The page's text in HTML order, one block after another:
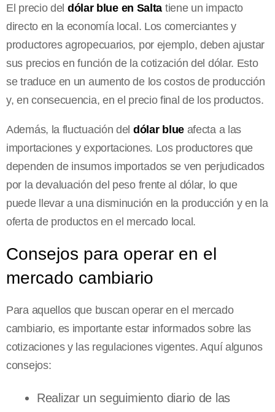
El precio del dólar blue en Salta tiene un impacto
directo en la economía local. Los comerciantes y
productores agropecuarios, por ejemplo, deben ajustar
sus precios en función de la cotización del dólar. Esto
se traduce en un aumento de los costos de producción
y, en consecuencia, en el precio final de los productos.
Además, la fluctuación del dólar blueafecta a las
importaciones y exportaciones. Los productores que
dependen de insumos importados se ven perjudicados
por la devaluación del peso frente al dólar, lo que
puede llevar a una disminución en la producción y en la
oferta de productos en el mercado local.
Consejos para operar en el
mercado cambiario
Para aquellos que buscan operar en el mercado
cambiario, es importante estar informados sobre las
cotizaciones y las regulaciones vigentes. Aquí algunos
consejos:
Realizar un seguimiento diario de las